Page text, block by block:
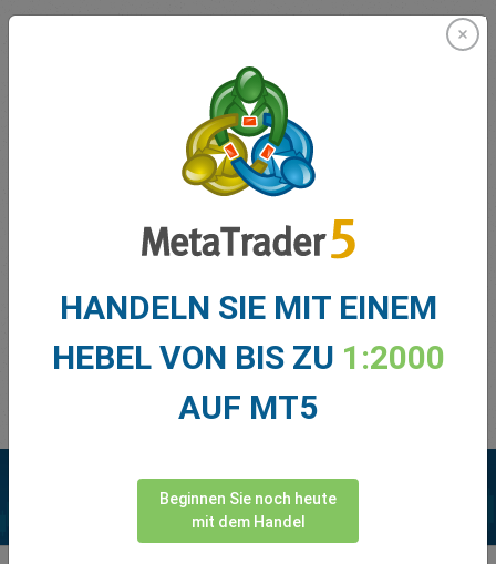
Live Chat
HANDELN SIE MIT EINEM
HEBEL VON BIS ZU 1:2000
AUF MT5
Beginnen Sie noch heute
mit dem Handel